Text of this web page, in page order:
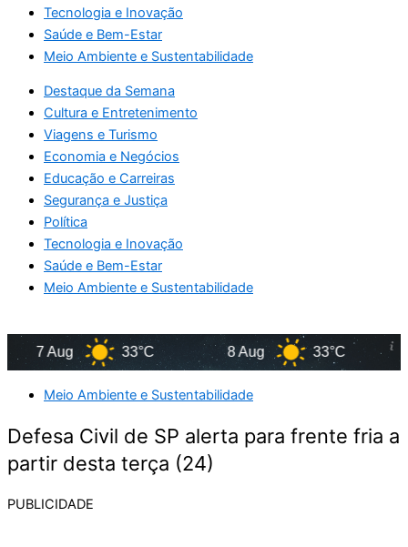
Tecnologia e Inovação
Saúde e Bem-Estar
Meio Ambiente e Sustentabilidade
Destaque da Semana
Cultura e Entretenimento
Viagens e Turismo
Economia e Negócios
Educação e Carreiras
Segurança e Justiça
Política
Tecnologia e Inovação
Saúde e Bem-Estar
Meio Ambiente e Sustentabilidade
7 Aug 33°C 8 Aug 33°C
Meio Ambiente e Sustentabilidade
Defesa Civil de SP alerta para frente fria a
partir desta terça (24)
PUBLICIDADE